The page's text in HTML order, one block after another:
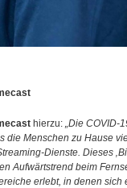
hierzu: „Die COVID-
die Menschen zu Hause
Dienste. Dieses
Aufwärtstrend beim
erlebt, in denen